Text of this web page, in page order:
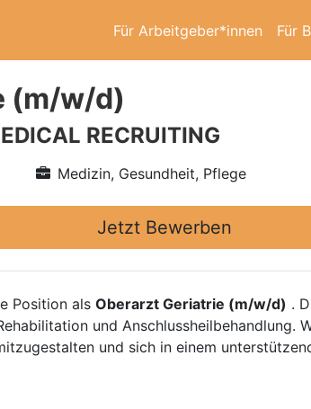
Für Arbeitgeber*innen Für
(m/w/d)
RECRUITING
Medizin, Gesundheit, Pflege
Jetzt Bewerben
Position als Oberarzt Geriatrie (m/w/d) .
und Anschlussheilbehandlung.
und sich in einem